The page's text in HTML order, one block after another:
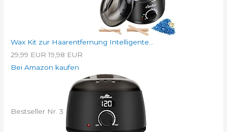
Wax Kit zur Haarentfernung Intelligente...
29,99 EUR 19,98 EUR
Bei Amazon kaufen
Bestseller Nr. 3